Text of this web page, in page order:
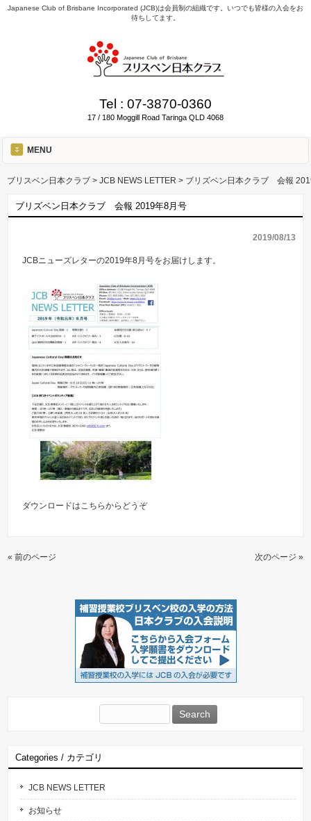
Japanese Club of Brisbane Incorporated (JCB)は会員制の組織です。いつでも皆様の入会をお
待ちしてます。
Tel : 07-3870-0360
17 / 180 Moggill Road Taringa QLD 4068
MENU
ブリスベン日本クラブ > JCB NEWS LETTER > ブリズベン日本クラブ 会報
ブリズベン日本クラブ 会報 2019年8月号
2019/08/13
JCBニューズレターの2019年8月号をお届けします。
ダウンロードはこちらからどうぞ
« 前のページ 次のページ »
for:
Categories / カテゴリ
JCB NEWS LETTER
お知らせ